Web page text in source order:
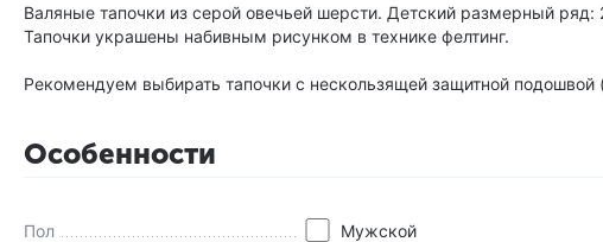
Валяные тапочки из серой овечьей шерсти. Детский размерный ряд:
Тапочки украшены набивным рисунком в технике фелтинг.
Рекомендуем выбирать тапочки с нескользящей защитной подошвой
Особенности
Пол Мужской